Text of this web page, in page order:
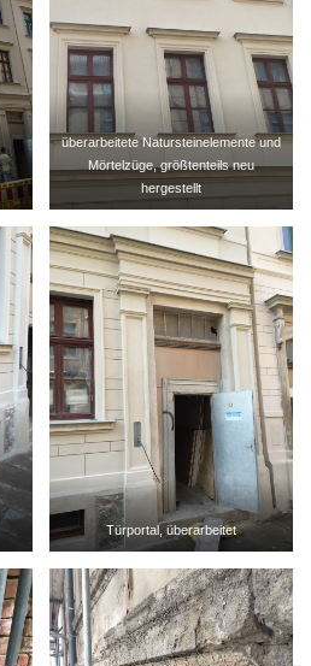
überarbeitete Natursteinelemente und
Mörtelzüge, größtenteils neu
hergestellt
Türportal, überarbeitet